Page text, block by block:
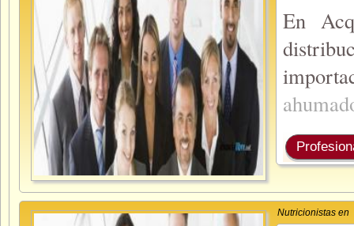
En
Nutricionistas en